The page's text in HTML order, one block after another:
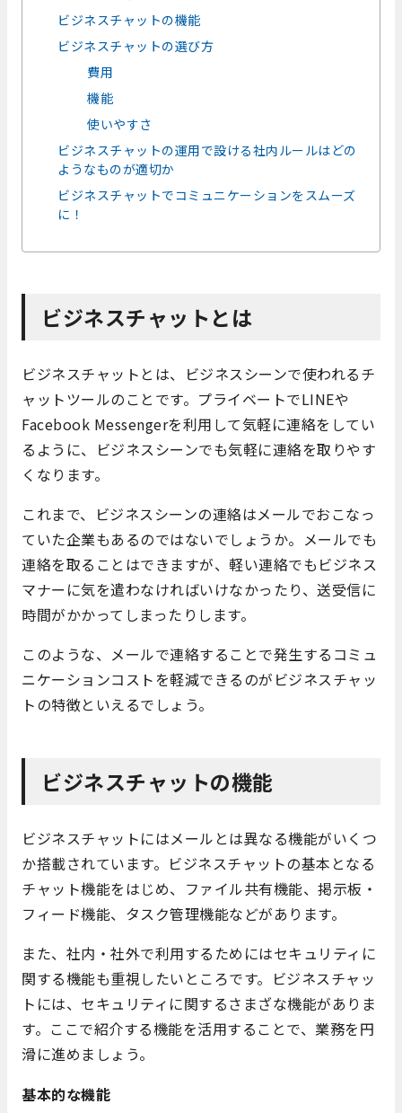
ビジネスチャットの機能
ビジネスチャットの選び方
費用
機能
使いやすさ
ビジネスチャットの運用で設ける社内ルールはどの
ようなものが適切か
ビジネスチャットでコミュニケーションをスムーズ
に！
ビジネスチャットとは
ビジネスチャットとは、ビジネスシーンで使われるチ
ャットツールのことです。プライベートでLINEや
Facebook Messengerを利用して気軽に連絡をしてい
るように、ビジネスシーンでも気軽に連絡を取りやす
くなります。
これまで、ビジネスシーンの連絡はメールでおこなっ
ていた企業もあるのではないでしょうか。メールでも
連絡を取ることはできますが、軽い連絡でもビジネス
マナーに気を遣わなければいけなかったり、送受信に
時間がかかってしまったりします。
このような、メールで連絡することで発生するコミュ
ニケーションコストを軽減できるのがビジネスチャッ
トの特徴といえるでしょう。
ビジネスチャットの機能
ビジネスチャットにはメールとは異なる機能がいくつ
か搭載されています。ビジネスチャットの基本となる
チャット機能をはじめ、ファイル共有機能、掲示板・
フィード機能、タスク管理機能などがあります。
また、社内・社外で利用するためにはセキュリティに
関する機能も重視したいところです。ビジネスチャッ
トには、セキュリティに関するさまざな機能がありま
す。ここで紹介する機能を活用することで、業務を円
滑に進めましょう。
基本的な機能